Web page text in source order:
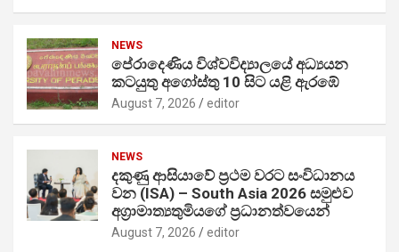
NEWS
පේරාදෙණිය විශ්වවිද්‍යාලයේ අධ්‍යයන
කටයුතු අගෝස්තු 10 සිට යළි ඇරඹේ
August 7, 2026 editor
NEWS
දකුණු ආසියාවේ ප්‍රථම වරට සංවිධානය
වන (ISA) – South Asia 2026 සමුළුව
අග්‍රාමාත්‍යතුමියගේ ප්‍රධානත්වයෙන්
August 7, 2026 editor